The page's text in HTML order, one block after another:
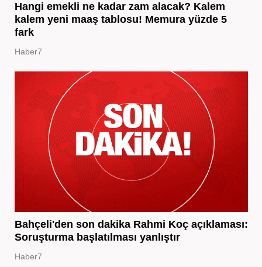
Hangi emekli ne kadar zam alacak? Kalem
kalem yeni maaş tablosu! Memura yüzde 5
fark
Haber7
Bahçeli'den son dakika Rahmi Koç açıklaması:
Soruşturma başlatılması yanlıştır
Haber7